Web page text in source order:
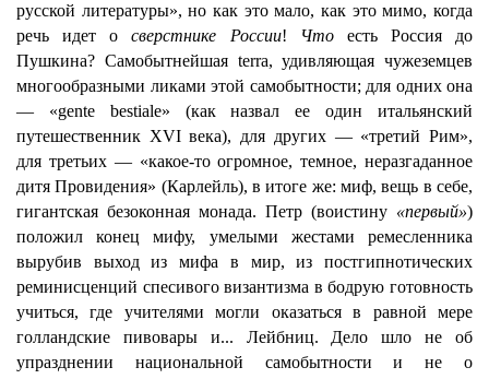
русской литературы», но как это мало, как это мимо, когда
речь идет осверстнике России! Чтоесть Россия до
Пушкина? Самобытнейшая terra, удивляющая чужеземцев
многообразными ликами этой самобытности; для одних она
— «gente bestiale» (как назвал ее один итальянский
путешественник XVI века), для других — «третий Рим»,
для третьих — «какое-то огромное, темное, неразгаданное
дитя Провидения» (Карлейль), в итоге же: миф, вещь в себе,
гигантская безоконная монада. Петр (воистину «первый»)
положил конец мифу, умелыми жестами ремесленника
вырубив выход из мифа в мир, из постгипнотических
реминисценций спесивого византизма в бодрую готовность
учиться, где учителями могли оказаться в равной мере
голландские пивовары и... Лейбниц. Дело шло не об
упразднении национальной самобытности и не о